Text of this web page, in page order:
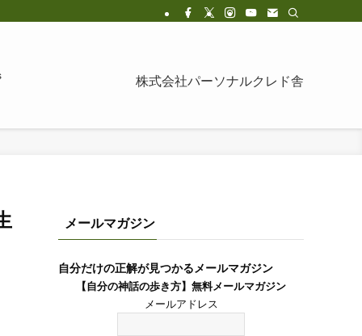
株式会社パーソナルクレド舎
メールマガジン
自分だけの正解が見つかるメールマガジン
【自分の神話の歩き方】無料メールマガジン
メールアドレス